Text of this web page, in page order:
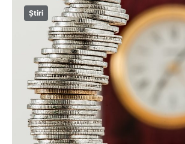
Știri